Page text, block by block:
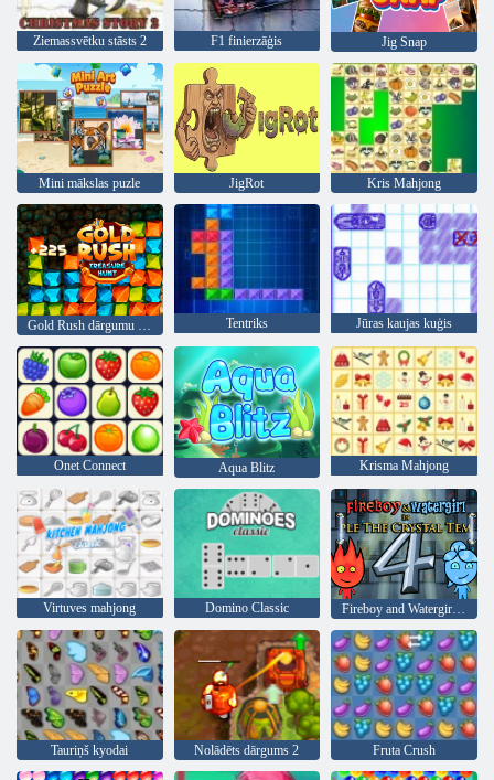
Ziemassvētku stāsts 2 F1 finierzāģis Jig Snap
Mini mākslas puzle JigRot Kris Mahjong
Tentriks Jūras kaujas kuģis
Onet Connect Aqua Blitz Krisma Mahjong
Virtuves mahjong Domino Classic Fireboy and Watergirl 4: Kristāla templis
Tauriņš kyodai Nolādēts dārgums 2 Fruta Crush